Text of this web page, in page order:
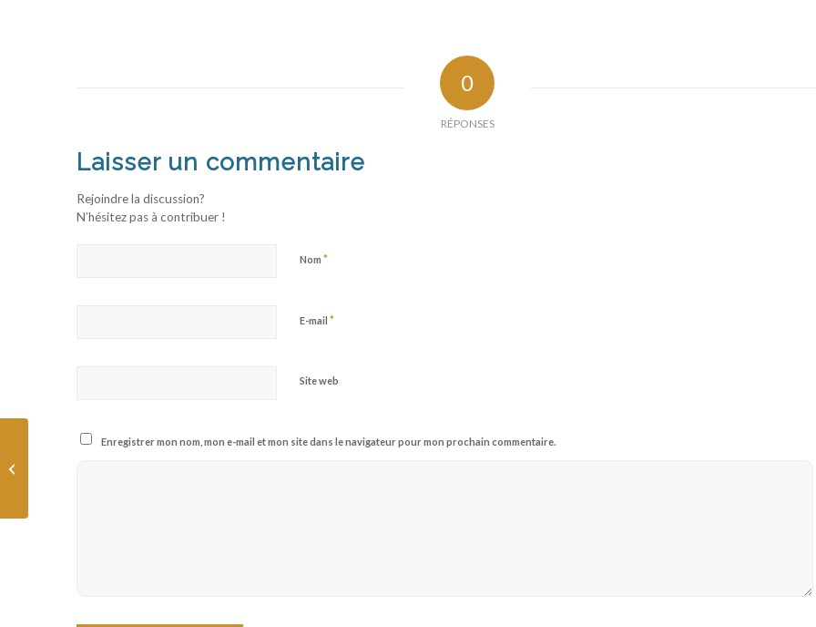
0
RÉPONSES
Laisser un commentaire
Rejoindre la discussion?
N’hésitez pas à contribuer !
Nom *
E-mail *
Site web
Enregistrer mon nom, mon e-mail et mon site dans le navigateur pour mon prochain commentaire.